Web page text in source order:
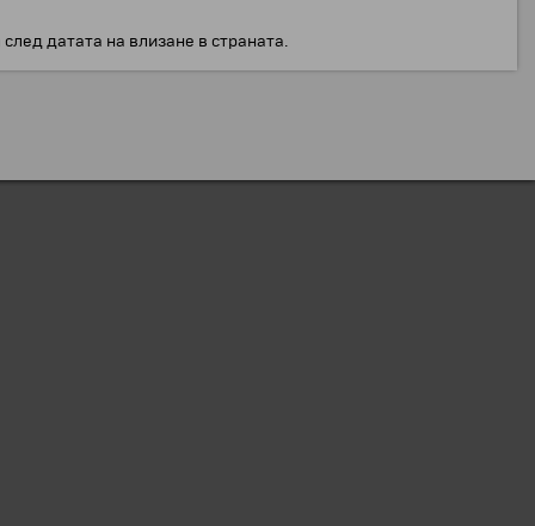
датата на влизане в страната.